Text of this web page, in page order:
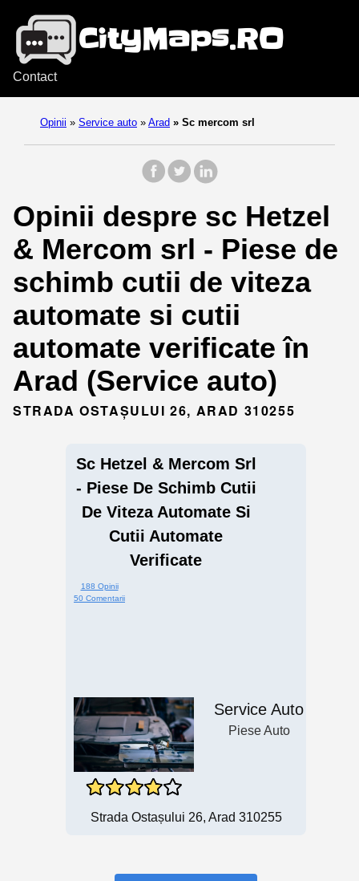
Contact
Opinii » Service auto » Arad » Sc mercom srl
Opinii despre sc Hetzel
& Mercom srl - Piese de
schimb cutii de viteza
automate si cutii
automate verificate în
Arad (Service auto)
STRADA OSTAȘULUI 26, ARAD 310255
Sc Hetzel & Mercom Srl
- Piese De Schimb Cutii
De Viteza Automate Si
Cutii Automate
Verificate
188 Opinii
50 Comentarii
Service Auto
Piese Auto
Strada Ostașului 26, Arad 310255